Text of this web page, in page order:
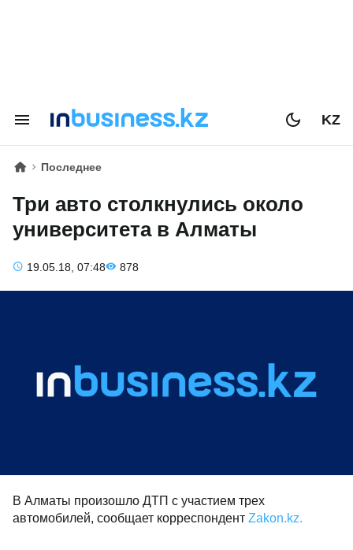
KZ
Последнее
Три авто столкнулись около
университета в Алматы
19.05.18, 07:48 878
В Алматы произошло ДТП с участием трех
автомобилей, сообщает корреспондент Zakon.kz.